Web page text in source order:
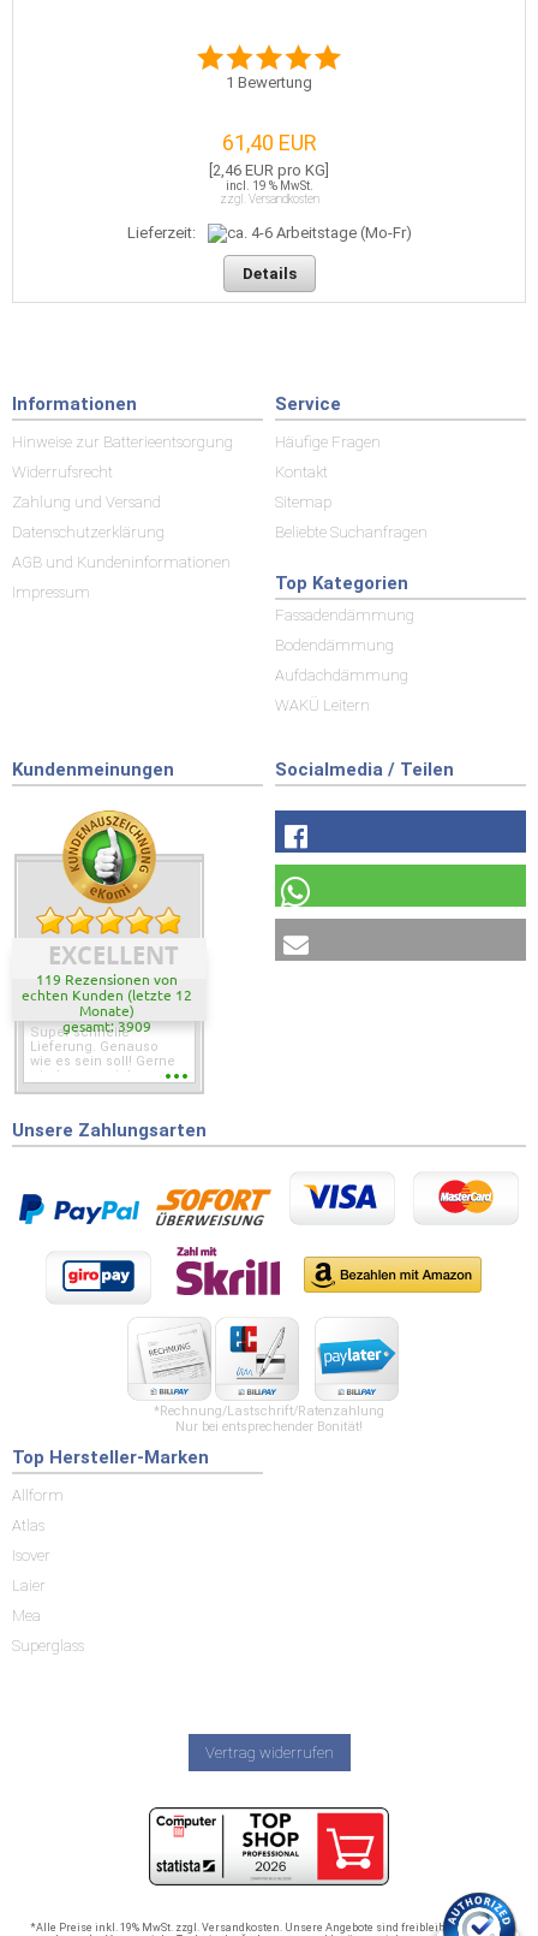
1 Bewertung
61,40 EUR
[2,46 EUR pro KG]
incl. 19 % MwSt.
zzgl. Versandkosten
Lieferzeit:
Details
Informationen
Hinweise zur Batterieentsorgung
Widerrufsrecht
Zahlung und Versand
Datenschutzerklärung
AGB und Kundeninformationen
Impressum
Service
Häufige Fragen
Kontakt
Sitemap
Beliebte Suchanfragen
Top Kategorien
Fassadendämmung
Bodendämmung
Aufdachdämmung
WAKÜ Leitern
Kundenmeinungen
EXCELLENT
119 Rezensionen von
echten Kunden (letzte 12
Monate)
gesamt: 3909
Super schnelle
Lieferung. Genauso
wie es sein soll! Gerne
wieder wenn ich was
Socialmedia / Teilen
Unsere Zahlungsarten
*Rechnung/Lastschrift/Ratenzahlung
Nur bei entsprechender Bonität!
Top Hersteller-Marken
Allform
Atlas
Isover
Laier
Mea
Superglass
Vertrag widerrufen
*Alle Preise inkl. 19% MwSt. zzgl. Versandkosten. Unsere Angebote sind freibleibend und nur